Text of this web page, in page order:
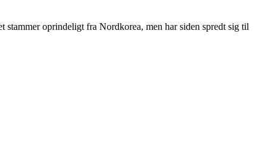
stammer oprindeligt fra Nordkorea, men har siden spredt sig til